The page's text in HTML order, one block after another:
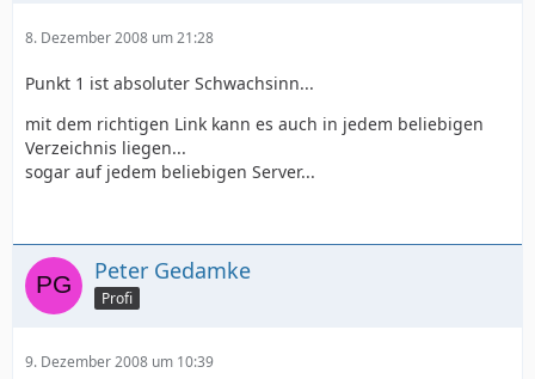
8. Dezember 2008 um 21:28
Punkt 1 ist absoluter Schwachsinn...
mit dem richtigen Link kann es auch in jedem beliebigen
Verzeichnis liegen...
sogar auf jedem beliebigen Server...
Peter Gedamke
Profi
9. Dezember 2008 um 10:39